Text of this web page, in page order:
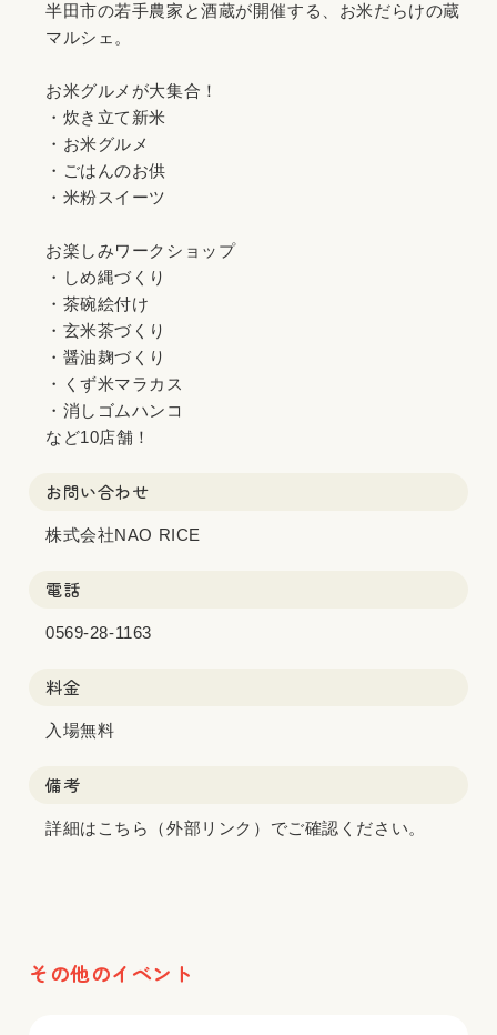
半田市の若手農家と酒蔵が開催する、お米だらけの蔵
マルシェ。
お米グルメが大集合！
・炊き立て新米
・お米グルメ
・ごはんのお供
・米粉スイーツ
お楽しみワークショップ
・しめ縄づくり
・茶碗絵付け
・玄米茶づくり
・醤油麹づくり
・くず米マラカス
・消しゴムハンコ
など10店舗！
お問い合わせ
株式会社NAO RICE
電話
0569-28-1163
料金
入場無料
備考
詳細は こちら（外部リンク） でご確認ください。
その他のイベント